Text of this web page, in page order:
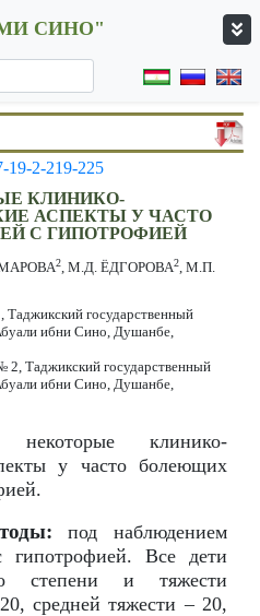
СИНО"
19-2-219-225
КЛИНИКО-
АСПЕКТЫ У ЧАСТО
С ГИПОТРОФИЕЙ
2, М.Д. ЁДГОРОВА2, М.П.
государственный
ибни Сино, Душанбе,
Таджикский государственный
ибни Сино, Душанбе,
клинико-
у часто болеющих
под наблюдением
Все дети
степени и тяжести
средней тяжести – 20,